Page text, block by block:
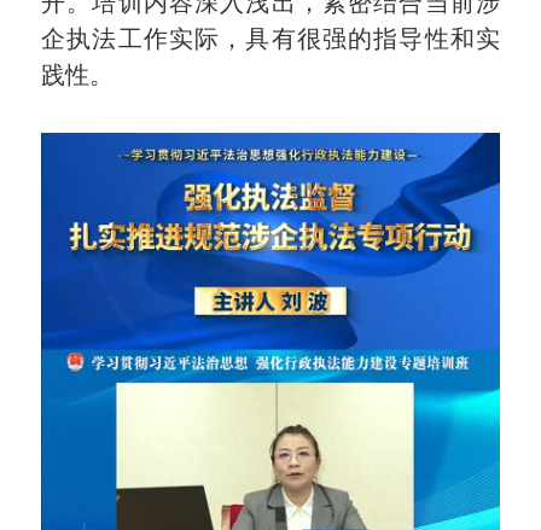
企执法工作实际，具有很强的指导性和实
践性。